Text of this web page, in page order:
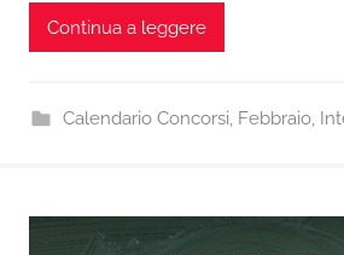
Continua a leggere
Calendario Concorsi, Febbraio,